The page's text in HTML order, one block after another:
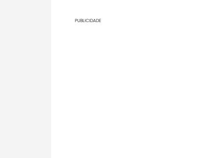
PUBLICIDADE